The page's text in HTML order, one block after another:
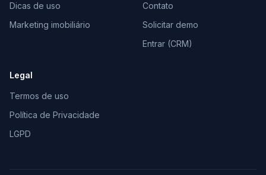
Dicas de uso
Marketing imobiliário
Contato
Solicitar demo
Entrar (CRM)
Legal
Termos de uso
Política de Privacidade
LGPD